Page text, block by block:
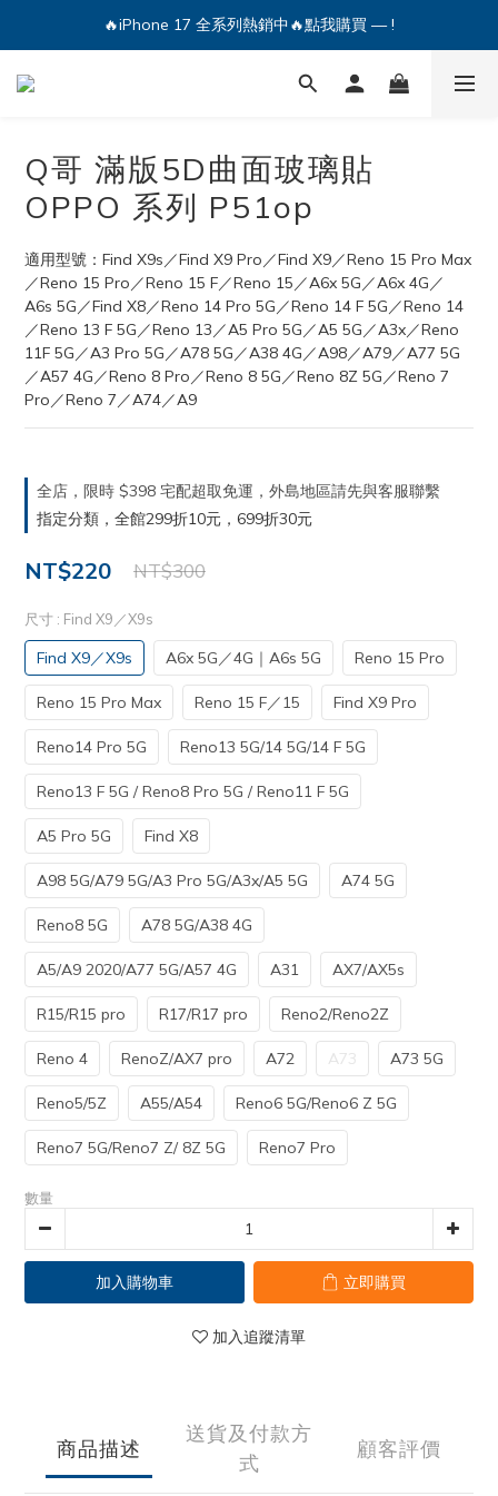
🔥iPhone 17 全系列熱銷中🔥點我購買 — !
🔥iPhone 17 全系列熱銷中🔥點我購買 — !
Q哥 滿版5D曲面玻璃貼
OPPO 系列 P51op
適用型號：Find X9s／Find X9 Pro／Find X9／Reno 15 Pro Max
／Reno 15 Pro／Reno 15 F／Reno 15／A6x 5G／A6x 4G／
A6s 5G／Find X8／Reno 14 Pro 5G／Reno 14 F 5G／Reno 14
／Reno 13 F 5G／Reno 13／A5 Pro 5G／A5 5G／A3x／Reno
11F 5G／A3 Pro 5G／A78 5G／A38 4G／A98／A79／A77 5G
／A57 4G／Reno 8 Pro／Reno 8 5G／Reno 8Z 5G／Reno 7
Pro／Reno 7／A74／A9
全店，限時 $398 宅配超取免運，外島地區請先與客服聯繫
指定分類，全館299折10元，699折30元
NT$220 NT$300
尺寸 : Find X9／X9s
Find X9／X9s A6x 5G／4G｜A6s 5G Reno 15 Pro
Reno 15 Pro Max Reno 15 F／15 Find X9 Pro
Reno14 Pro 5G Reno13 5G/14 5G/14 F 5G
Reno13 F 5G / Reno8 Pro 5G / Reno11 F 5G
A5 Pro 5G Find X8
A98 5G/A79 5G/A3 Pro 5G/A3x/A5 5G A74 5G
Reno8 5G A78 5G/A38 4G
A5/A9 2020/A77 5G/A57 4G A31 AX7/AX5s
R15/R15 pro R17/R17 pro Reno2/Reno2Z
Reno 4 RenoZ/AX7 pro A72 A73 A73 5G
Reno5/5Z A55/A54 Reno6 5G/Reno6 Z 5G
Reno7 5G/Reno7 Z/ 8Z 5G Reno7 Pro
數量
加入購物車 立即購買
加入追蹤清單
商品描述
送貨及付款方
式
顧客評價